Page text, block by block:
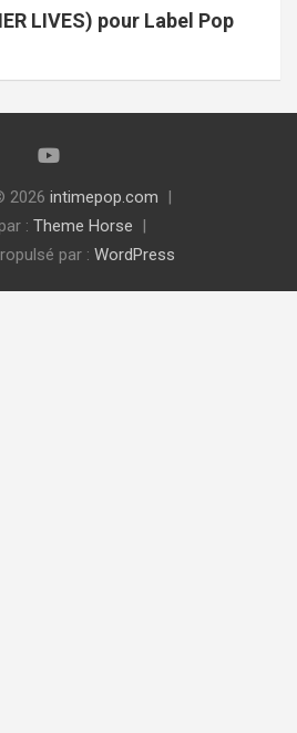
LIVES) pour Label Pop
2026 intimepop.com
: Theme Horse
par : WordPress